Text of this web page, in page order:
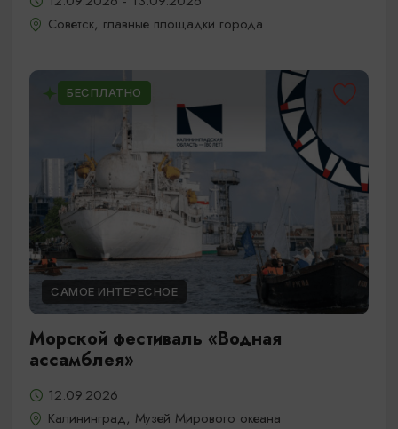
Советск, главные площадки города
БЕСПЛАТНО
САМОЕ ИНТЕРЕСНОЕ
Морской фестиваль «Водная
ассамблея»
12.09.2026
Калининград, Музей Мирового океана